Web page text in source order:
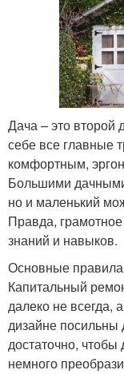
Дача – это второй
себе все главные
комфортным,
Большими
но и маленький
Правда,
знаний и навыков.
Основные
Капитальный
далеко не всегда,
дизайне посильны
достаточно,
немного